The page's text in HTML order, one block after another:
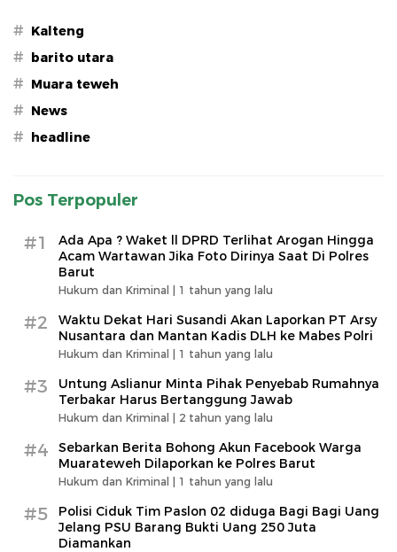
# Kalteng
# barito utara
# Muara teweh
# News
# headline
Pos Terpopuler
#1
Ada Apa ? Waket ll DPRD Terlihat Arogan Hingga
Acam Wartawan Jika Foto Dirinya Saat Di Polres
Barut
Hukum dan Kriminal | 1 tahun yang lalu
#2
Waktu Dekat Hari Susandi Akan Laporkan PT Arsy
Nusantara dan Mantan Kadis DLH ke Mabes Polri
Hukum dan Kriminal | 1 tahun yang lalu
#3
Untung Aslianur Minta Pihak Penyebab Rumahnya
Terbakar Harus Bertanggung Jawab
Hukum dan Kriminal | 2 tahun yang lalu
#4
Sebarkan Berita Bohong Akun Facebook Warga
Muarateweh Dilaporkan ke Polres Barut
Hukum dan Kriminal | 1 tahun yang lalu
#5
Polisi Ciduk Tim Paslon 02 diduga Bagi Bagi Uang
Jelang PSU Barang Bukti Uang 250 Juta
Diamankan